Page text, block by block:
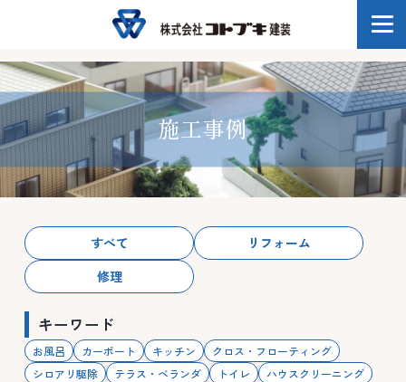
施工事例
すべて
リフォーム
修理
キーワード
お風呂 カーポート キッチン
クロス・フローティング
シロアリ駆除
テラス・ベランダ トイレ
ハウスクリーニング